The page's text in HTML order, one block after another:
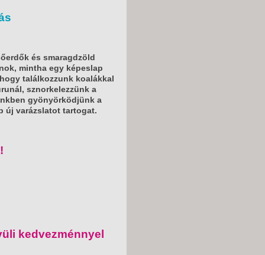
és smaragdzöld
mintha egy képeslap
találkozzunk koalákkal
sznorkelezzünk a
gyönyörködjünk a
új varázslatot tartogat.
kedvezménnyel